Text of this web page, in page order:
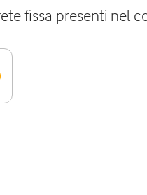
fissa presenti nel